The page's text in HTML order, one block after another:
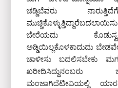
ಚಡ್ಡಿಬೆವರು
ಬೇರೆಯದು
ಅಡ್ಡಿಯಿಲ್ಲಕೊಳಕಾದುದು
ಚಾಳೀಸು ಬದಲಿಸಬೇಕು
ಮಂಜಾಗಿದೆಟೀವಿಯಲ್ಲಿ